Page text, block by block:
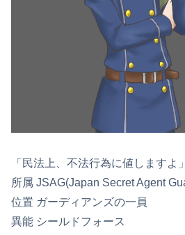
「民法上、不法行為に値しますよ」
所属 JSAG(Japan Secret Agent
位置 ガーディアンズの一員
異能 シールドフォース